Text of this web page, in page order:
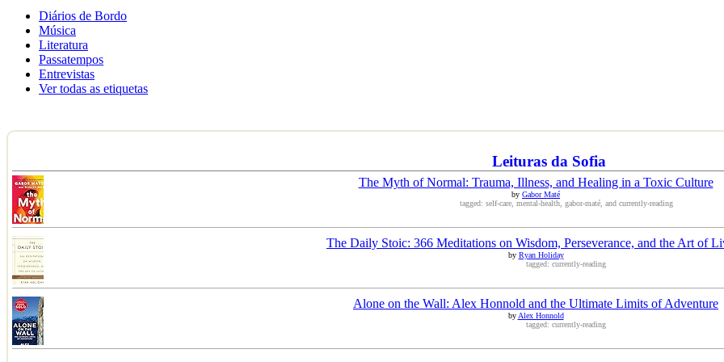
Diários de Bordo
Música
Literatura
Passatempos
Entrevistas
Ver todas as etiquetas
Leituras da Sofia
The Myth of Normal: Trauma, Illness, and Healing in a Toxic Culture
by Gabor Maté
tagged: self-care, mental-health, gabor-maté, and currently-reading
The Daily Stoic: 366 Meditations on Wisdom, Perseverance, and the Art of
by Ryan Holiday
tagged: currently-reading
Alone on the Wall: Alex Honnold and the Ultimate Limits of Adventure
by Alex Honnold
tagged: currently-reading